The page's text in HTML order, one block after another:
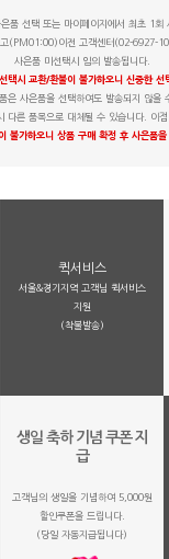
품 선택 또는 마이페이지에서 최초 1회
고(PM01:00)이전 고객센터(02-6927-
사은품 미선택시 임의 발송됩니다.
택시 교환/환불이 불가하오니 신중한 선
은 사은품을 선택하여도 발송되지 않을
다른 품목으로 대체될 수 있습니다. 이
불가하오니 상품 구매 확정 후 사은품을
퀵서비스
서울&경기지역 고객님 퀵서비스
지원
(착불발송)
생일 축하 기념 쿠폰 지
급
고객님의 생일을 기념하여 5,000원
할인쿠폰을 드립니다.
(당일 자동지급됩니다)